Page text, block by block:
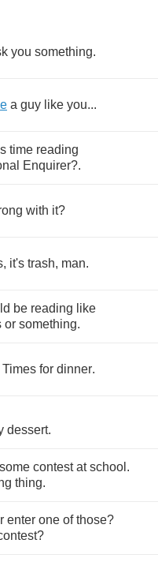
you something.
a guy like you...
time reading
Enquirer?.
with it?
, it's trash, man.
be reading like
or something.
Times for dinner.
dessert.
some contest at school .
thing.
enter one of those?
?